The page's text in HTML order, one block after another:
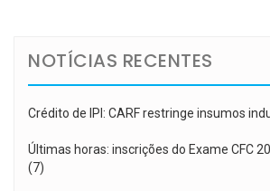
NOTÍCIAS RECENTES
Crédito de IPI: CARF restringe insumos
Últimas horas: inscrições do Exame CFC
(7)